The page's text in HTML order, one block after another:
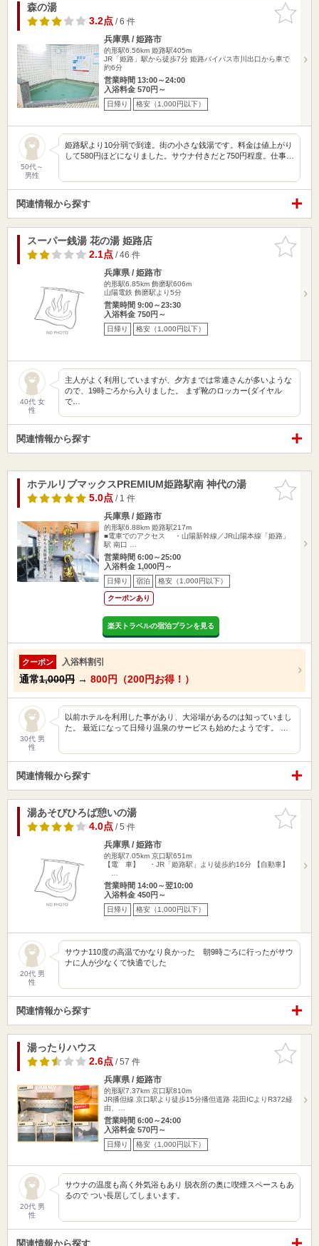
お気に入
りに追加
森の湯
3.2点/ 6 件
兵庫県 / 姫路市
的形駅6.56km 姫路駅405m
JR「姫路」駅から徒歩7分 姫路バイパス市川出口から車で
約6分
営業時間 13:00～24:00
入浴料金 570円～
日帰り 格安（1,000円以下）
50代～
男性
姫路駅より10分弱で到達。街の小さな銭湯です。料金は値上がり
して580円ほどになりました。サウナ付きだと750円程度。仕事…
関連情報から探す
お気に入
りに追加
スーパー銭湯 花の湯 姫路店
2.1点/ 46 件
兵庫県 / 姫路市
的形駅6.85km 飾磨駅606m
山陽電鉄 飾磨駅より5分
営業時間 9:00～23:30
入浴料金 750円～
日帰り 格安（1,000円以下）
40代 女
性
主人がよく利用していますが、夕方までは常連さんが多いような
ので、19時ごろから入りました。 まず靴のロッカー(ダイヤル
で…
関連情報から探す
お気に入
りに追加
ホテルリブマックスPREMIUM姫路駅南 神代の湯
5.0点/ 1 件
兵庫県 / 姫路市
的形駅6.88km 姫路駅217m
■電車でのアクセス ・山陽新幹線／JR山陽本線「姫路」
駅 南口 …
営業時間 6:00～25:00
入浴料金 1,000円～
日帰り 宿泊 格安（1,000円以下）
クーポンあり
楽天トラベルの宿泊プランを見る
クーポン 入浴料割引
通常1,000円 → 800円（200円お得！）
30代 男
性
以前ホテルを利用した事があり、大浴場があるのは知っていまし
た。 最近になって日帰り温泉のサービスも始めたようです。 …
関連情報から探す
お気に入
りに追加
湯あそびひろば憩いの湯
4.0点/ 5 件
兵庫県 / 姫路市
的形駅7.05km 京口駅651m
【電 車】 ・JR「姫路駅」より徒歩約16分 【自動車】
営業時間 14:00～翌10:00
入浴料金 450円～
日帰り 格安（1,000円以下）
20代 男
性
サウナ110度の高温でかなり良かった 朝9時ごろに行ったがサウ
ナに人が少なくて快適でした
関連情報から探す
お気に入
りに追加
湯ったりハウス
2.6点/ 57 件
兵庫県 / 姫路市
的形駅7.37km 京口駅810m
JR播但線 京口駅より徒歩15分播但道路 花田ICよりR372経
由、…
営業時間 6:00～24:00
入浴料金 570円～
日帰り 格安（1,000円以下）
20代 男
性
サウナの温度も高く外気浴もあり 脱衣所の奥に喫煙スペースもあ
るので つい長居してしまいます。
関連情報から探す